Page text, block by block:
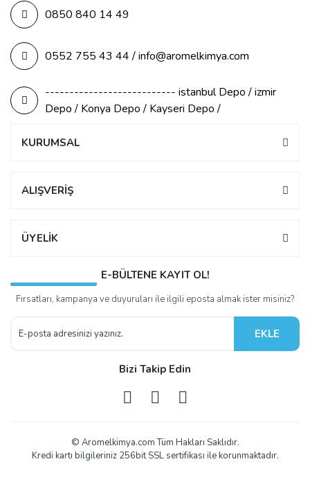
0850 840 14 49
0552 755 43 44 / info@aromelkimya.com
--------------------------- istanbul Depo / izmir
Depo / Konya Depo / Kayseri Depo /
KURUMSAL
ALIŞVERİŞ
ÜYELİK
E-BÜLTENE KAYIT OL!
Fırsatları, kampanya ve duyuruları ile ilgili eposta almak ister misiniz?
EKLE
Bizi Takip Edin
© Aromelkimya.com Tüm Hakları Saklıdır.
Kredi kartı bilgileriniz 256bit SSL sertifikası ile korunmaktadır.